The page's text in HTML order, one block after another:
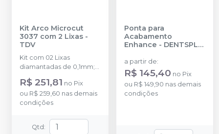
Kit Arco Microcut
3037 com 2 Lixas -
TDV
Kit com 02 Lixas
diamantadas de 0,1mm;
01 Serra de 0,05mm.
R$ 251,81 no Pix
ou R$ 259,60 nas demais
condições
Qtd :
Ponta para
Acabamento
Enhance - DENTSPLY
a partir de:
R$ 145,40 no Pix
ou R$ 149,90 nas demais
condições